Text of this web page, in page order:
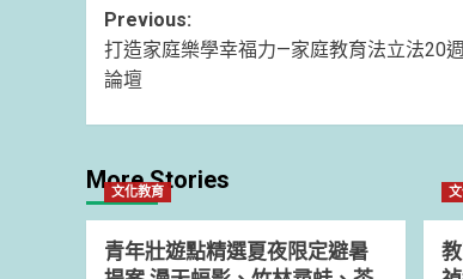
Post
navigation
Previous:
打造家庭樂學幸福力—家庭教育法立法20
論壇
More Stories
文化教育
青年壯遊點精選夏夜限定避暑